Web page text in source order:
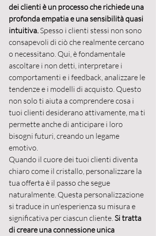
dei clienti è un processo che richiede una
profonda empatia e una sensibilità quasi
intuitiva. Spesso i clienti stessi non sono
consapevoli di ciò che realmente cercano
o necessitano. Qui, è fondamentale
ascoltare i non detti, interpretare i
comportamenti e i feedback, analizzare le
tendenze e i modelli di acquisto. Questo
non solo ti aiuta a comprendere cosa i
tuoi clienti desiderano attivamente, ma ti
permette anche di anticipare i loro
bisogni futuri, creando un legame
emotivo.
Quando il cuore dei tuoi clienti diventa
chiaro come il cristallo, personalizzare la
tua offerta è il passo che segue
naturalmente. Questa personalizzazione
si traduce in un'esperienza su misura e
significativa per ciascun cliente. Si tratta
di creare una connessione unica